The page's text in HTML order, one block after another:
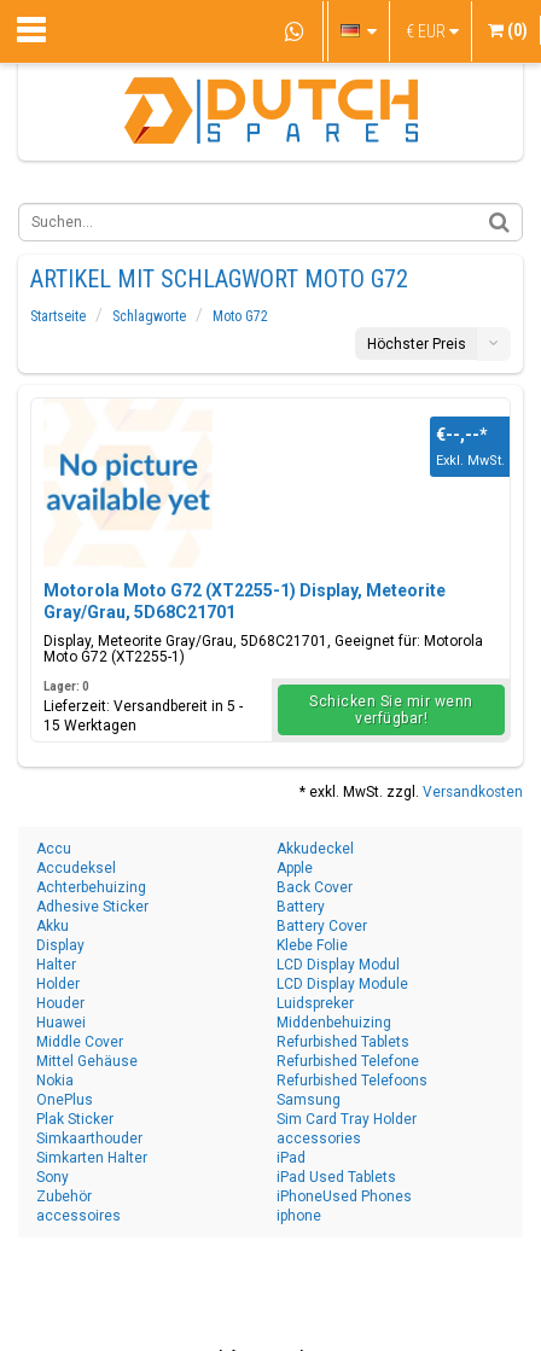
€ EUR (0)
ARTIKEL MIT SCHLAGWORT MOTO G72
Startseite Schlagworte
Moto G72
Höchster Preis
Motorola Moto G72 (XT2255-1) Display, Meteorite
Gray/Grau, 5D68C21701
Display, Meteorite Gray/Grau, 5D68C21701, Geeignet für: Motorola
Moto G72 (XT2255-1)
€--,--*
Exkl. MwSt.
Lager: 0
Lieferzeit: Versandbereit in 5 -
15 Werktagen
Schicken Sie mir wenn
verfügbar!
* exkl. MwSt. zzgl. Versandkosten
Accu
Accudeksel
Achterbehuizing
Adhesive Sticker
Akku
Akkudeckel
Apple
Back Cover
Battery
Battery Cover
Display
Halter
Holder
Houder
Huawei
Klebe Folie
LCD Display Modul
LCD Display Module
Luidspreker
Middenbehuizing
Middle Cover
Mittel Gehäuse
Nokia
OnePlus
Plak Sticker
Refurbished Tablets
Refurbished Telefone
Refurbished Telefoons
Samsung
Sim Card Tray Holder
Simkaarthouder
Simkarten Halter
Sony
Zubehör
accessoires
accessories
iPad
iPad Used Tablets
iPhoneUsed Phones
iphone